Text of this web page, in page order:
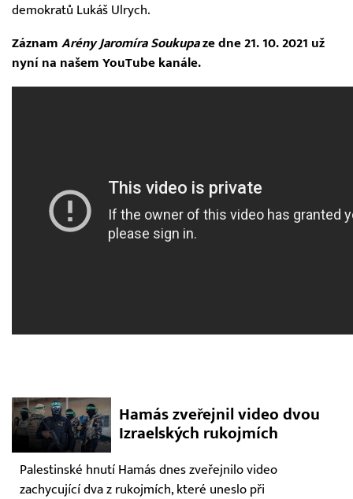
demokratů Lukáš Ulrych.
Záznam Arény Jaromíra Soukupaze dne 21. 10. 2021 už
nyní na našem YouTube kanále.
Hamás zveřejnil video dvou
Izraelských rukojmích
Palestinské hnutí Hamás dnes zveřejnilo video
zachycující dva z rukojmích, které uneslo při